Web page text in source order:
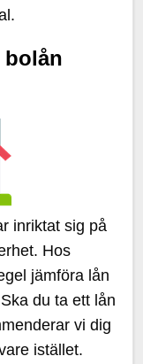
bolån
inriktat sig på
Hos
jämföra lån
du ta ett lån
vi dig
istället.